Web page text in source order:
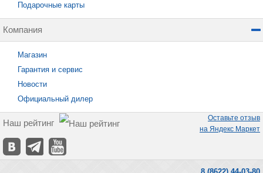
Подарочные карты
Компания
Магазин
Гарантия и сервис
Новости
Официальный дилер
Наш рейтинг
Оставьте отзыв
на Яндекс Маркет